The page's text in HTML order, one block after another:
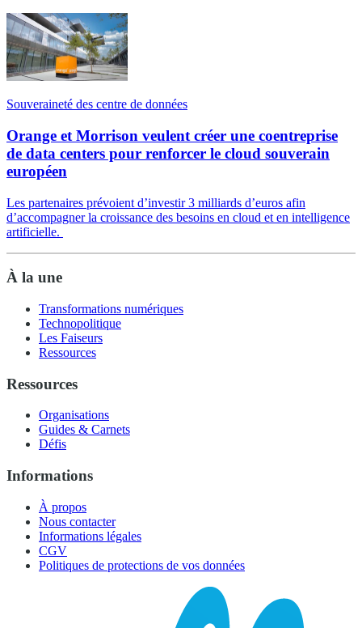
Souveraineté des centre de données
Orange et Morrison veulent créer une coentreprise
de data centers pour renforcer le cloud souverain
européen
Les partenaires prévoient d’investir 3 milliards d’euros afin
d’accompagner la croissance des besoins en cloud et en intelligence
artificielle.
À la une
Transformations numériques
Technopolitique
Les Faiseurs
Ressources
Ressources
Organisations
Guides & Carnets
Défis
Informations
À propos
Nous contacter
Informations légales
CGV
Politiques de protections de vos données